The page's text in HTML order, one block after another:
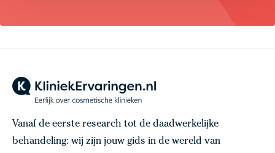
Vanaf de eerste research tot de daadwerkelijke
behandeling: wij zijn jouw gids in de wereld van